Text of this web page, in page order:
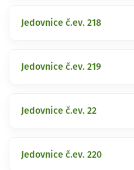
Jedovnice č.ev. 218
Jedovnice č.ev. 219
Jedovnice č.ev. 22
Jedovnice č.ev. 220